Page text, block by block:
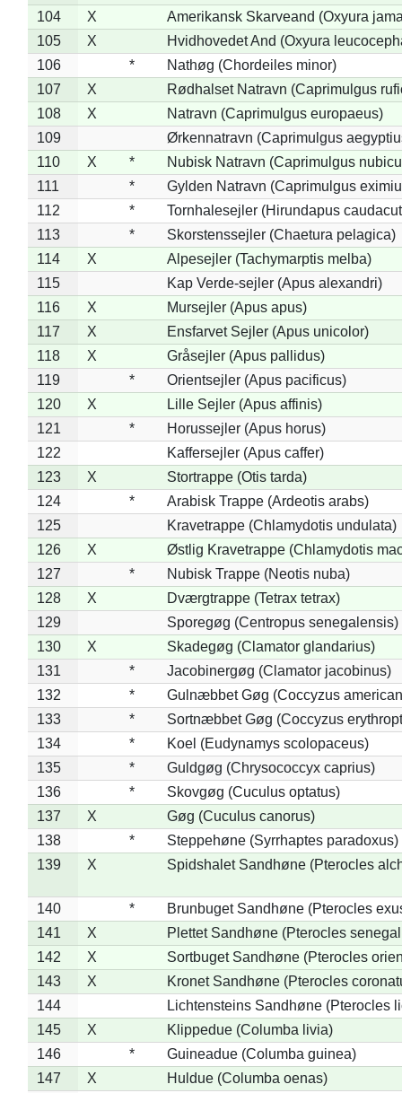
104 X
Amerikansk Skarveand (Oxyura
105
X
Hvidhovedet And (Oxyura
106
*
Nathøg (Chordeiles minor)
107
X
Rødhalset Natravn (Caprimulgus
108
X
Natravn (Caprimulgus europaeus)
109
Ørkennatravn (Caprimulgus
110
X *
Nubisk Natravn (Caprimulgus
111
*
Gylden Natravn (Caprimulgus
112
*
Tornhalesejler (Hirundapus
113
*
Skorstenssejler (Chaetura pelagica)
114
X
Alpesejler (Tachymarptis melba)
115
Kap Verde-sejler (Apus alexandri)
116
X
Mursejler (Apus apus)
117
X
Ensfarvet Sejler (Apus unicolor)
118
X
Gråsejler (Apus pallidus)
119
*
Orientsejler (Apus pacificus)
120
X
Lille Sejler (Apus affinis)
121
*
Horussejler (Apus horus)
122
Kaffersejler (Apus caffer)
123
X
Stortrappe (Otis tarda)
124
*
Arabisk Trappe (Ardeotis arabs)
125
Kravetrappe (Chlamydotis undulata)
126
X
Østlig Kravetrappe (Chlamydotis
127
*
Nubisk Trappe (Neotis nuba)
128
X
Dværgtrappe (Tetrax tetrax)
129
Sporegøg (Centropus senegalensis)
130
X
Skadegøg (Clamator glandarius)
131
*
Jacobinergøg (Clamator jacobinus)
132
*
Gulnæbbet Gøg (Coccyzus
133
*
Sortnæbbet Gøg (Coccyzus
134
*
Koel (Eudynamys scolopaceus)
135
*
Guldgøg (Chrysococcyx caprius)
136
*
Skovgøg (Cuculus optatus)
137
X
Gøg (Cuculus canorus)
138
*
Steppehøne (Syrrhaptes paradoxus)
139
X Spidshalet Sandhøne (Pterocles
140 *
Brunbuget Sandhøne (Pterocles
141
X
Plettet Sandhøne (Pterocles
142
X
Sortbuget Sandhøne (Pterocles
143
X
Kronet Sandhøne (Pterocles
144
Lichtensteins Sandhøne (Pterocles
145
X
Klippedue (Columba livia)
146
*
Guineadue (Columba guinea)
147
X
Huldue (Columba oenas)